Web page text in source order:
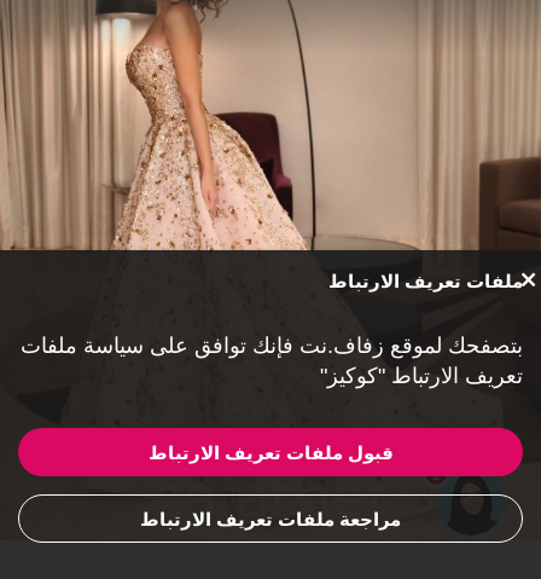
ملفات تعريف الارتباط
بتصفحك لموقع زفاف.نت فإنك توافق على سياسة ملفات
تعريف الارتباط "كوكيز"
قبول ملفات تعريف الارتباط
مراجعة ملفات تعريف الارتباط
1